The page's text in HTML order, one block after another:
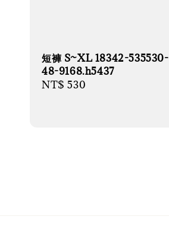
短褲 S~XL 18342-535530-
48-9168.h5437
Regular
NT$ 530